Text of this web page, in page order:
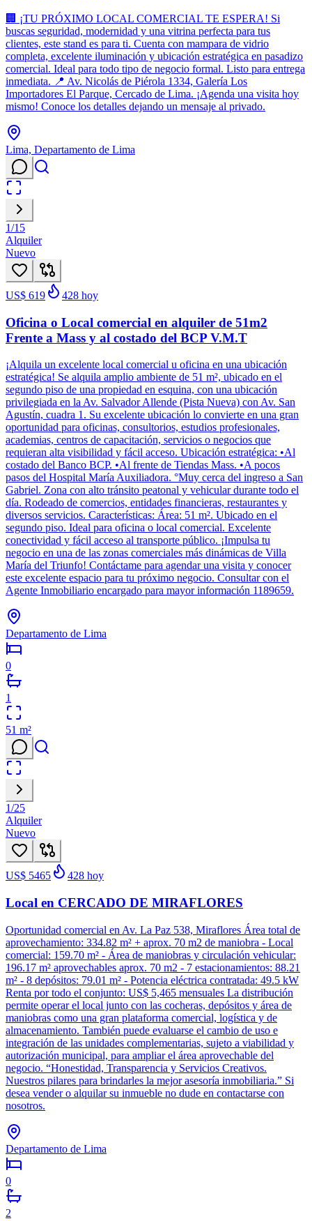
🏢 ¡TU PRÓXIMO LOCAL COMERCIAL TE ESPERA! Si
buscas seguridad, modernidad y una vitrina perfecta para tus
clientes, este stand es para ti. Cuenta con mampara de vidrio
completa, excelente iluminación y ubicación estratégica en pasadizo
comercial. Ideal para todo tipo de negocio formal. Listo para entrega
inmediata. 📍 Av. Nicolás de Piérola 1334, Galería Los
Importadores El Parque, Cercado de Lima. ¡Agenda una visita hoy
mismo! Conoce los detalles dejando un mensaje al privado.
Lima, Departamento de Lima
1/15
Alquiler
Nuevo
US$ 619 428 hoy
Oficina o Local comercial en alquiler de 51m2
Frente a Mass y al costado del BCP V.M.T
¡Alquila un excelente local comercial u oficina en una ubicación
estratégica! Se alquila amplio ambiente de 51 m², ubicado en el
segundo piso de una propiedad en esquina, con una ubicación
privilegiada en la Av. Salvador Allende (Pista Nueva) con Av. San
Agustín, cuadra 1. Su excelente ubicación lo convierte en una gran
oportunidad para oficinas, consultorios, estudios profesionales,
academias, centros de capacitación, servicios o negocios que
requieran alta visibilidad y fácil acceso. Ubicación estratégica: •Al
costado del Banco BCP. •Al frente de Tiendas Mass. •A pocos
pasos del Hospital María Auxiliadora. °Muy cerca del ingreso a San
Gabriel. Zona con alto tránsito peatonal y vehicular durante todo el
día. Rodeado de comercios, entidades financieras, restaurantes y
diversos servicios. Características: Área: 51 m². Ubicado en el
segundo piso. Ideal para oficina o local comercial. Excelente
conectividad y fácil acceso al transporte público. ¡Impulsa tu
negocio en una de las zonas comerciales más dinámicas de Villa
María del Triunfo! Contáctame para agendar una visita y conocer
este excelente espacio para tu próximo negocio. Consultar con el
Agente Inmobiliario encargado para mayor información 1189659.
Departamento de Lima
0
1
51 m²
1/25
Alquiler
Nuevo
US$ 5465 428 hoy
Local en CERCADO DE MIRAFLORES
Oportunidad comercial en Av. La Paz 538, Miraflores Área total de
aprovechamiento: 334.82 m² + aprox. 70 m2 de maniobra - Local
comercial: 159.70 m² - Área de maniobras y circulación vehicular:
196.17 m² aprovechables aprox. 70 m2 - 7 estacionamientos: 88.21
m² - 8 depósitos: 79.01 m² - Potencia eléctrica contratada: 49.5 kW
Renta por todo el conjunto: US$ 5,465 mensuales La distribución
permite operar el local junto con las cocheras, depósitos y área de
maniobras como una gran plataforma comercial, logística y de
almacenamiento. También puede evaluarse el cambio de uso e
integración de las unidades complementarias, sujeto a viabilidad y
autorización municipal, para ampliar el área aprovechable del
negocio. “Honestidad, Transparencia y Servicios Creativos.
Nuestros pilares para brindarles la mejor asesoría inmobiliaria.” Si
desea vender o alquilar su inmueble no dude en contactarse con
nosotros.
Departamento de Lima
0
2